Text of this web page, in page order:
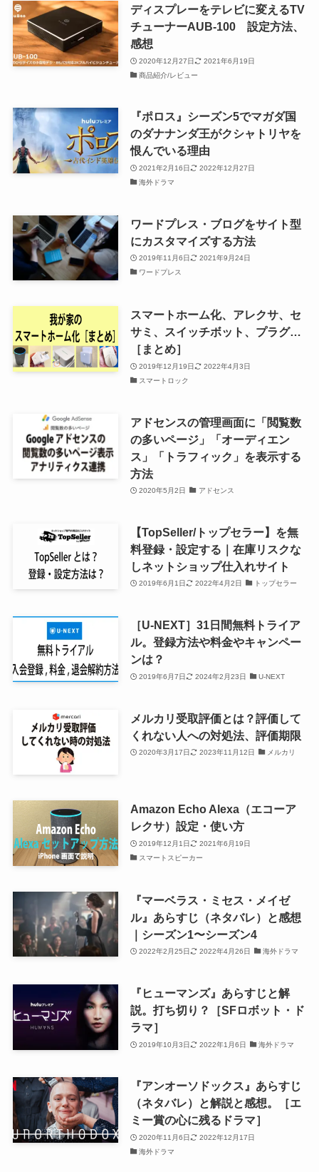
ディスプレーをテレビに変えるTV
チューナーAUB-100 設定方法、
感想
2020年12月27日
2021年6月19日
商品紹介/レビュー
『ポロス』シーズン5でマガダ国
のダナナンダ王がクシャトリヤを
恨んでいる理由
2021年2月16日
2022年12月27日
海外ドラマ
ワードプレス・ブログをサイト型
にカスタマイズする方法
2019年11月6日
2021年9月24日
ワードプレス
スマートホーム化、アレクサ、セ
サミ、スイッチボット、プラグ…
［まとめ］
2019年12月19日
2022年4月3日
スマートロック
アドセンスの管理画面に「閲覧数
の多いページ」「オーディエン
ス」「トラフィック」を表示する
方法
2020年5月2日 アドセンス
【TopSeller/トップセラー】を無
料登録・設定する｜在庫リスクな
しネットショップ仕入れサイト
2019年6月1日 2022年4月2日 トップセラー
［U-NEXT］31日間無料トライア
ル。登録方法や料金やキャンペー
ンは？
2019年6月7日 2024年2月23日 U-NEXT
メルカリ受取評価とは？評価して
くれない人への対処法、評価期限
2020年3月17日 2023年11月12日 メルカリ
Amazon Echo Alexa（エコーア
レクサ）設定・使い方
2019年12月1日
2021年6月19日
スマートスピーカー
『マーベラス・ミセス・メイゼ
ル』あらすじ（ネタバレ）と感想
｜シーズン1〜シーズン4
2022年2月25日 2022年4月26日 海外ドラマ
『ヒューマンズ』あらすじと解
説。打ち切り？［SFロボット・ド
ラマ］
2019年10月3日 2022年1月6日 海外ドラマ
『アンオーソドックス』あらすじ
（ネタバレ）と解説と感想。［エ
ミー賞の心に残るドラマ］
2020年11月6日
2022年12月17日
海外ドラマ